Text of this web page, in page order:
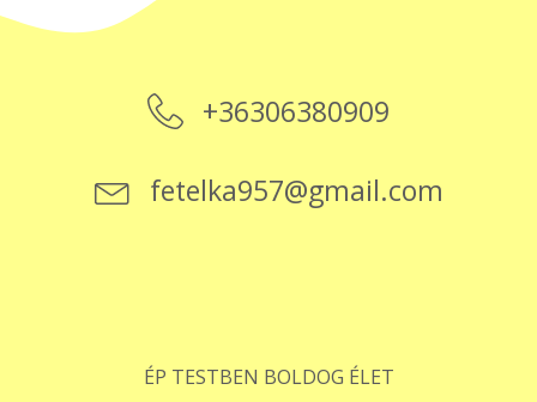
+36306380909
fetelka957@gmail.com
ÉP TESTBEN BOLDOG ÉLET